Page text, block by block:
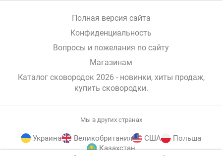
Полная версия сайта
Конфиденциальность
Вопросы и пожелания по сайту
Магазинам
Каталог сковородок 2026 - новинки, хиты продаж,
купить сковородки.
Мы в других странах
Украина Великобритания США
Польша
Казахстан